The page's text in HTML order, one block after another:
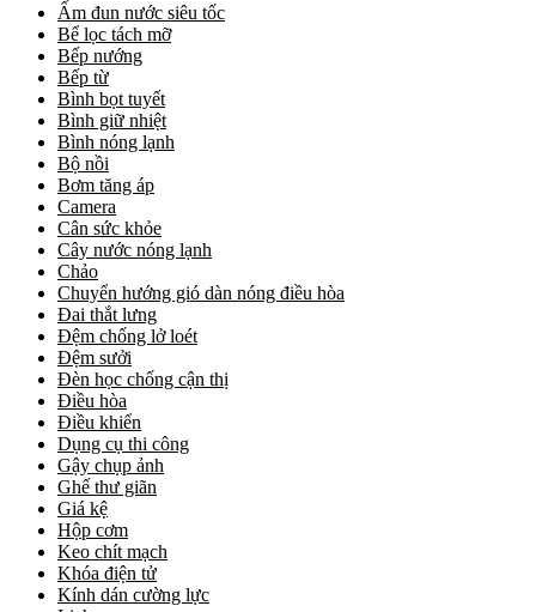
Ấm đun nước siêu tốc
Bể lọc tách mỡ
Bếp nướng
Bếp từ
Bình bọt tuyết
Bình giữ nhiệt
Bình nóng lạnh
Bộ nồi
Bơm tăng áp
Camera
Cân sức khỏe
Cây nước nóng lạnh
Chảo
Chuyển hướng gió dàn nóng điều hòa
Đai thắt lưng
Đệm chống lở loét
Đệm sưởi
Đèn học chống cận thị
Điều hòa
Điều khiển
Dụng cụ thi công
Gậy chụp ảnh
Ghế thư giãn
Giá kệ
Hộp cơm
Keo chít mạch
Khóa điện tử
Kính dán cường lực